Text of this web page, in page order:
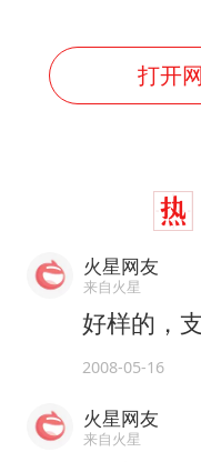
打开
火星网友
来自火星
好样的，
2008-05-16
火星网友
来自火星